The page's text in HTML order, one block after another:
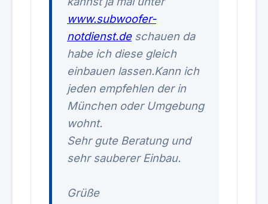
www.subwoofer-
notdienst.deschauen da
habe ich diese gleich
einbauen lassen.Kann ich
jeden empfehlen der in
München oder Umgebung
wohnt.
Sehr gute Beratung und
sehr sauberer Einbau.
Grüße